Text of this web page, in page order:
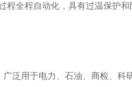
全程自动化，具有过温保护
泛用于电力、石油、商检、科